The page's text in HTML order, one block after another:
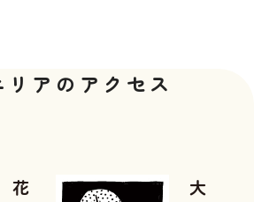
リアのアクセス
花
大